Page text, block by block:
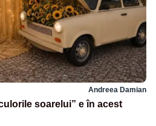
Andreea Damian
soarelui” e în acest